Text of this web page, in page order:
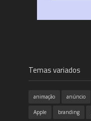
Temas variados
animação anúncio
Apple branding